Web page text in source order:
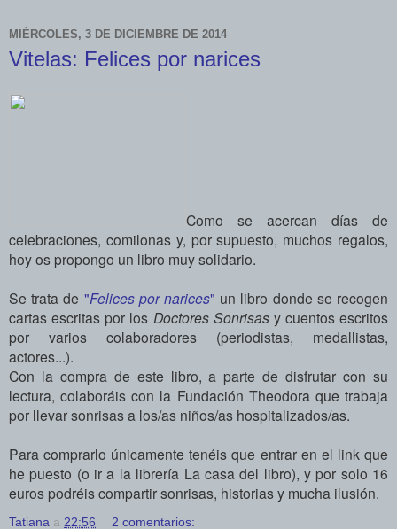
MIÉRCOLES, 3 DE DICIEMBRE DE 2014
Vitelas: Felices por narices
Como se acercan días de
celebraciones, comilonas y, por supuesto, muchos regalos,
hoy os propongo un libro muy solidario.
Se trata de "Felices por narices" un libro donde se recogen
cartas escritas por los Doctores Sonrisasy cuentos escritos
por varios colaboradores (periodistas, medallistas,
actores...).
Con la compra de este libro, a parte de disfrutar con su
lectura, colaboráis con la Fundación Theodora que trabaja
por llevar sonrisas a los/as niños/as hospitalizados/as.
Para comprarlo únicamente tenéis que entrar en el link que
he puesto (o ir a la librería La casa del libro), y por solo 16
euros podréis compartir sonrisas, historias y mucha ilusión.
Tatiana a 22:56 2 comentarios: